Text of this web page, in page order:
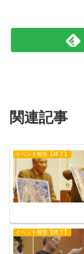
関連記事
イベント報告【終了】
イベント報告【終了】